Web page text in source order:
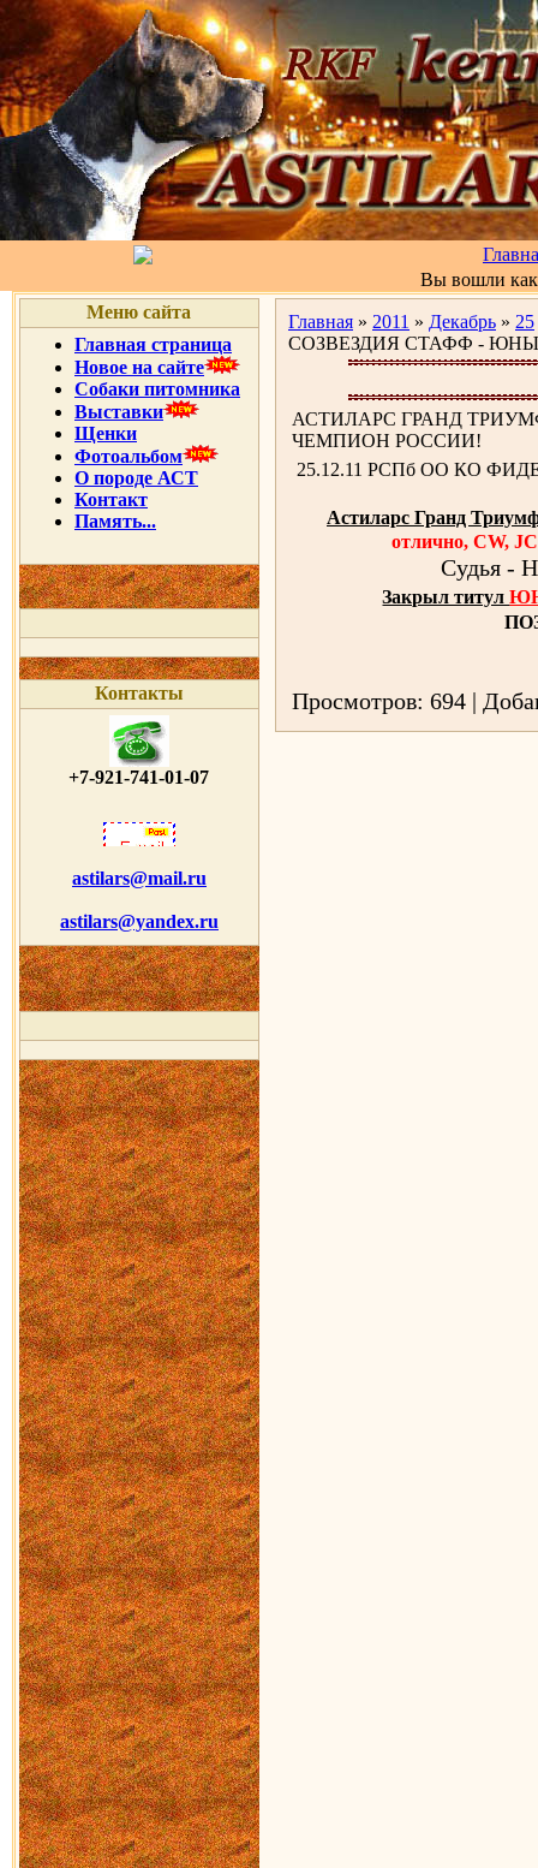
Вы вошли
Меню сайта
Главная страница
Новое на сайте
Собаки питомника
Выставки
Щенки
Фотоальбом
О породе АСТ
Контакт
Память...
Контакты
+7-921-741-01-07
astilars@mail.ru
astilars@yandex.ru
Главная » 2011 » Декабрь » 25
СОЗВЕЗДИЯ СТАФФ -
АСТИЛАРС ГРАНД
ЧЕМПИОН РОССИИ!
25.12.11 РСПб ОО КО
Астиларс Гранд
отлично, CW,
Судья -
Закрыл титул
Просмотров: 694 |